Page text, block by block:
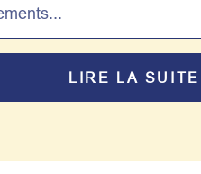
LIRE LA SUITE